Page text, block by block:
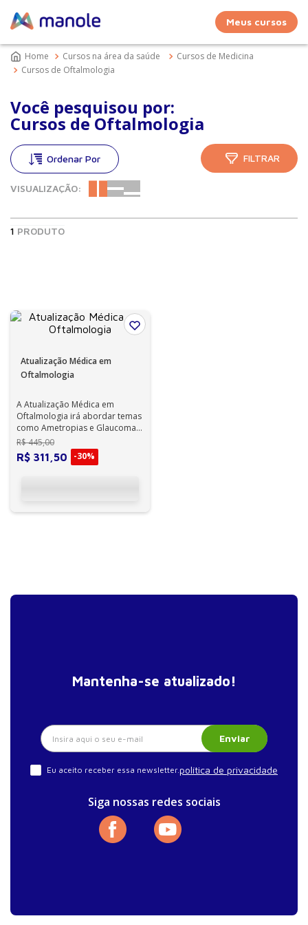
Meus cursos
Cursos na área da saúde
Cursos de Medicina
Cursos de Oftalmologia
Você pesquisou por:
Cursos de Oftalmologia
VISUALIZAÇÃO:
FILTRAR
1 PRODUTO
Atualização Médica em
Oftalmologia
A Atualização Médica em
Oftalmologia irá abordar temas
como Ametropias e Glaucoma,
possibilitando ao profissional
se atu...
R$445,00
R$ 311 50 -30%
Mantenha-se atualizado!
Enviar
Eu aceito receber essa newsletter.política de privacidade
Siga nossas redes sociais